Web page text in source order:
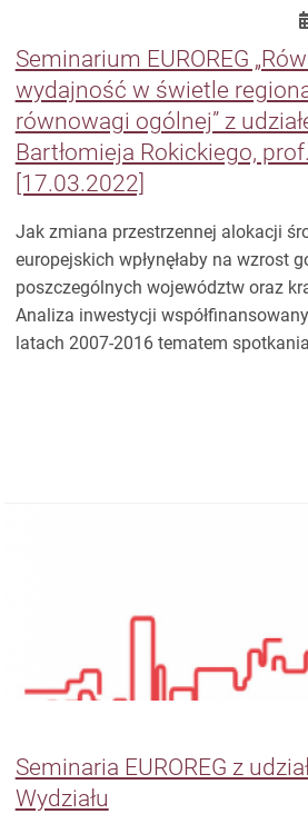
Seminarium EUROREG
wydajność w świetle
równowagi ogólnej” z
Bartłomieja Rokickiego,
[17.03.2022]
Jak zmiana przestrzennej alokacji
europejskich wpłynęłaby na wzrost
poszczególnych województw oraz
Analiza inwestycji
latach 2007-2016 tematem spotkania
Seminaria EUROREG z
Wydziału